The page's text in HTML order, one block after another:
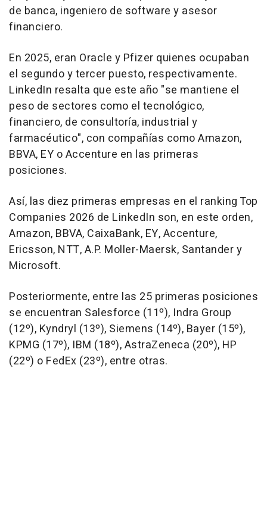
de banca, ingeniero de software y asesor
financiero.
En 2025, eran Oracle y Pfizer quienes ocupaban
el segundo y tercer puesto, respectivamente.
LinkedIn resalta que este año "se mantiene el
peso de sectores como el tecnológico,
financiero, de consultoría, industrial y
farmacéutico", con compañías como Amazon,
BBVA, EY o Accenture en las primeras
posiciones.
Así, las diez primeras empresas en el ranking Top
Companies 2026 de LinkedIn son, en este orden,
Amazon, BBVA, CaixaBank, EY, Accenture,
Ericsson, NTT, A.P. Moller-Maersk, Santander y
Microsoft.
Posteriormente, entre las 25 primeras posiciones
se encuentran Salesforce (11º), Indra Group
(12º), Kyndryl (13º), Siemens (14º), Bayer (15º),
KPMG (17º), IBM (18º), AstraZeneca (20º), HP
(22º) o FedEx (23º), entre otras.